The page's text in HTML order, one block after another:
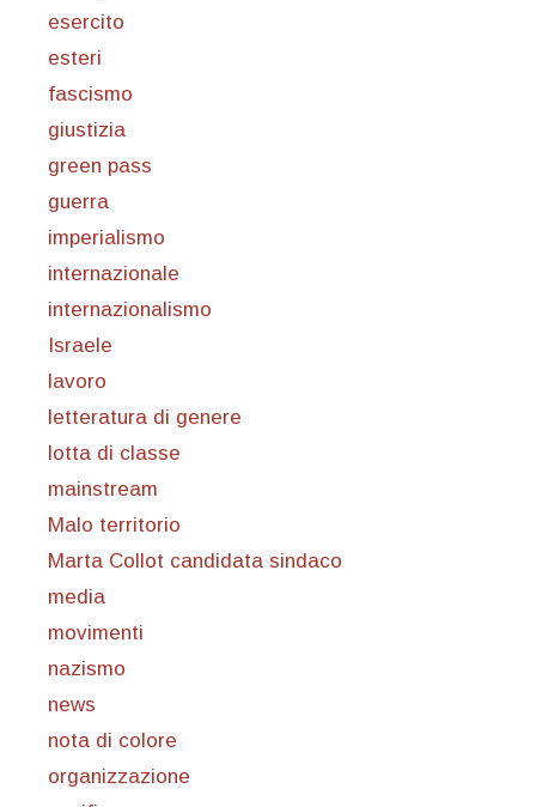
esercito
esteri
fascismo
giustizia
green pass
guerra
imperialismo
internazionale
internazionalismo
Israele
lavoro
letteratura di genere
lotta di classe
mainstream
Malo territorio
Marta Collot candidata sindaco
media
movimenti
nazismo
news
nota di colore
organizzazione